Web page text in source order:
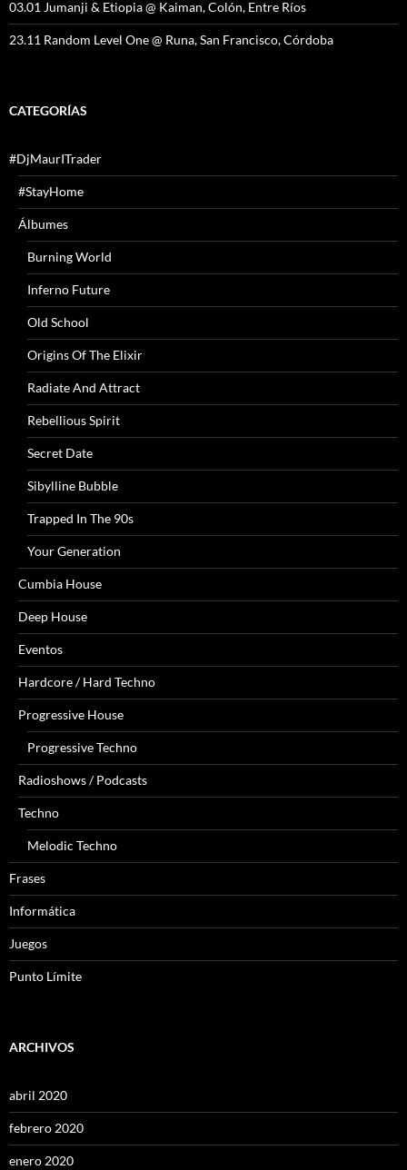
03.01 Jumanji & Etiopia @ Kaiman, Colón, Entre Ríos
23.11 Random Level One @ Runa, San Francisco, Córdoba
CATEGORÍAS
#DjMaurITrader
#StayHome
Álbumes
Burning World
Inferno Future
Old School
Origins Of The Elixir
Radiate And Attract
Rebellious Spirit
Secret Date
Sibylline Bubble
Trapped In The 90s
Your Generation
Cumbia House
Deep House
Eventos
Hardcore / Hard Techno
Progressive House
Progressive Techno
Radioshows / Podcasts
Techno
Melodic Techno
Frases
Informática
Juegos
Punto Límite
ARCHIVOS
abril 2020
febrero 2020
enero 2020